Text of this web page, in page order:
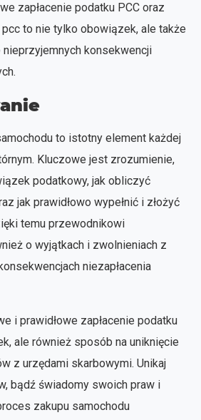
zapłacenie podatku PCC oraz
pcc to nie tylko obowiązek, ale także
konsekwencji
to istotny element każdej
Kluczowe jest zrozumienie,
podatkowy, jak obliczyć
jak prawidłowo wypełnić i złożyć
temu przewodnikowi
o wyjątkach i zwolnieniach z
niezapłacenia
i prawidłowe zapłacenie podatku
ale również sposób na uniknięcie
z urzędami skarbowymi. Unikaj
bądź świadomy swoich praw i
zakupu samochodu